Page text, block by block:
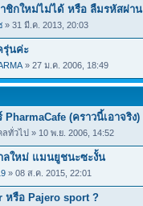
ชิกใหม่ไม่ได้ หรือ ลืมรหัสผ่าน
» 31 มี.ค. 2013, 20:03
รุ่นค่ะ
» 27 ม.ค. 2006, 18:49
PharmaCafe (คราวนี้เอาจริง)
ทั่วไป » 10 พ.ย. 2006, 14:52
ลใหม่ แมนยูชนะซะงั้น
» 08 ส.ค. 2015, 22:01
หรือ Pajero sport ?